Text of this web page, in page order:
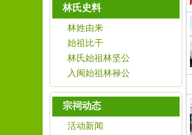
林氏史料
林姓由来
始祖比干
林氏始祖林坚公
入闽始祖林禄公
宗祠动态
活动新闻